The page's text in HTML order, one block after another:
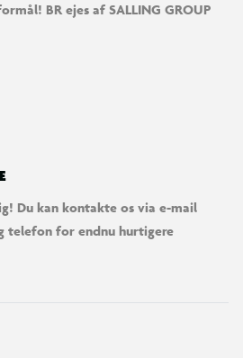
BR ejes af SALLING GROUP
Du kan kontakte os via e-mail
telefon for endnu hurtigere